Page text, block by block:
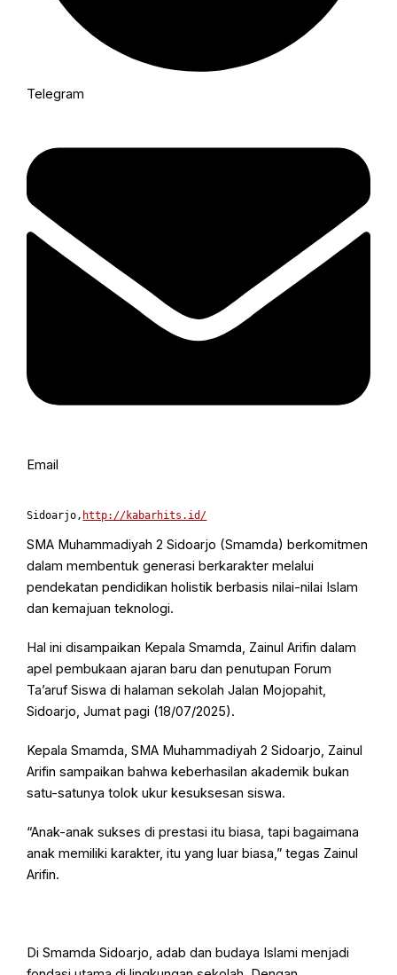
Telegram
Email
Sidoarjo, http://kabarhits.id/
SMA Muhammadiyah 2 Sidoarjo (Smamda) berkomitmen
dalam membentuk generasi berkarakter melalui
pendekatan pendidikan holistik berbasis nilai-nilai Islam
dan kemajuan teknologi.
Hal ini disampaikan Kepala Smamda, Zainul Arifin dalam
apel pembukaan ajaran baru dan penutupan Forum
Ta’aruf Siswa di halaman sekolah Jalan Mojopahit,
Sidoarjo, Jumat pagi (18/07/2025).
Kepala Smamda, SMA Muhammadiyah 2 Sidoarjo, Zainul
Arifin sampaikan bahwa keberhasilan akademik bukan
satu-satunya tolok ukur kesuksesan siswa.
“Anak-anak sukses di prestasi itu biasa, tapi bagaimana
anak memiliki karakter, itu yang luar biasa,” tegas Zainul
Arifin.
Di Smamda Sidoarjo, adab dan budaya Islami menjadi